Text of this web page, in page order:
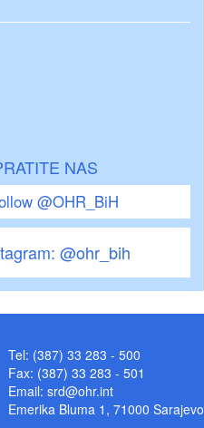
NAS
@OHR_BiH
@ohr_bih
Tel: (387) 33 283 - 500
Fax: (387) 33 283 - 501
Email: srd@ohr.int
Emerika Bluma 1, 71000 Sarajevo